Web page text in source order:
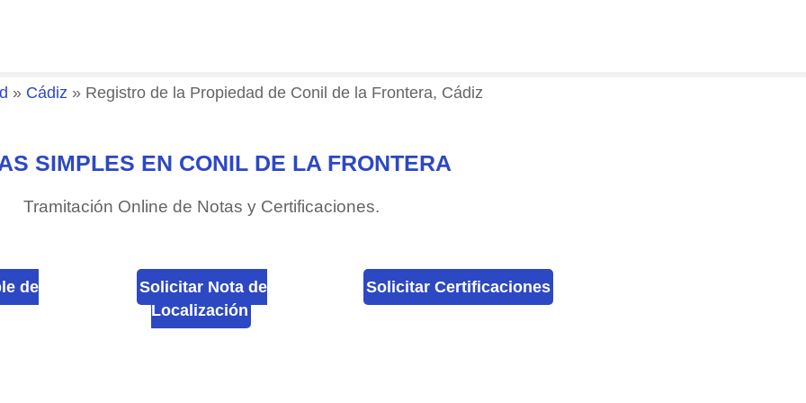
» Cádiz » Registro de la Propiedad de Conil de la Frontera, Cádiz
SIMPLES EN CONIL DE LA FRONTERA
Tramitación Online de Notas y Certificaciones.
de
Solicitar Nota de
Localización
Solicitar Certificaciones